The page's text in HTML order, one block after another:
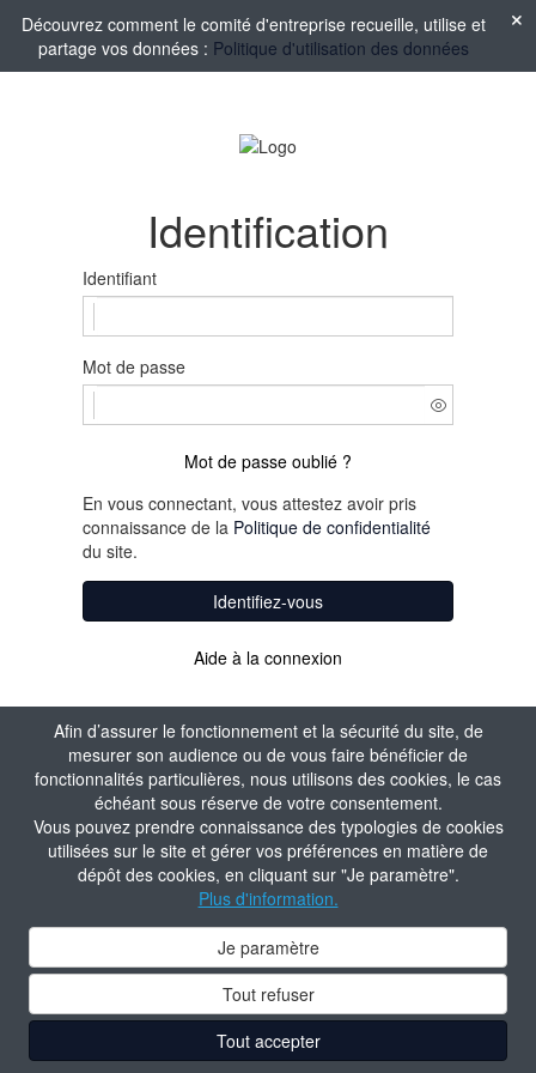
Afin d’assurer le fonctionnement et la sécurité du site, de
mesurer son audience ou de vous faire bénéficier de
fonctionnalités particulières, nous utilisons des cookies, le cas
échéant sous réserve de votre consentement.
Vous pouvez prendre connaissance des typologies de cookies
utilisées sur le site et gérer vos préférences en matière de
dépôt des cookies, en cliquant sur "Je paramètre".
Plus d'information.
Je paramètre
Tout refuser
Tout accepter
Découvrez comment le comité d'entreprise recueille, utilise et
partage vos données : Politique d'utilisation des données
Identification
Identifiant
Mot de passe
Mot de passe oublié ?
En vous connectant, vous attestez avoir pris
connaissance de la Politique de confidentialité
du site.
Identifiez-vous
Aide à la connexion